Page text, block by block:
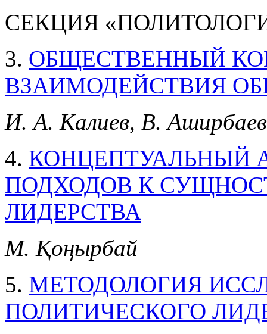
СЕКЦИЯ
3. ОБЩЕСТВЕННЫЙ
ВЗАИМОДЕЙСТВИЯ
И. А. Калиев, В.
4. КОНЦЕПТУАЛЬНЫЙ
ПОДХОДОВ К
ЛИДЕРСТВА
М. Қоңырбай
5. МЕТОДОЛОГИЯ
ПОЛИТИЧЕСКОГО